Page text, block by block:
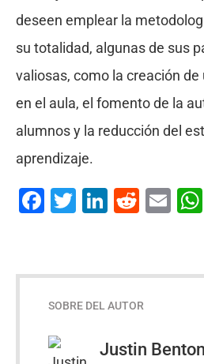
deseen emplear la
su totalidad, algunas de sus
valiosas, como la creación
en el aula, el fomento de la
alumnos y la reducción del
aprendizaje.
Facebook
Twitter
LinkedIn
Reddit
SOBRE DEL AUTOR
Justin Benton